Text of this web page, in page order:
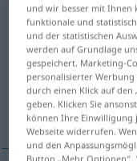
hereinbrechen <
Übersicht aller
(Für mehr Details die
und wir besser mit Ihnen
funktionale und
und der statistischen
werden auf Grundlage
gespeichert. Marketing-
personalisierter
durch einen Klick auf
geben. Klicken Sie
können Ihre Einwilligung
Webseite widerrufen.
und den
Button „Mehr Optionen“.